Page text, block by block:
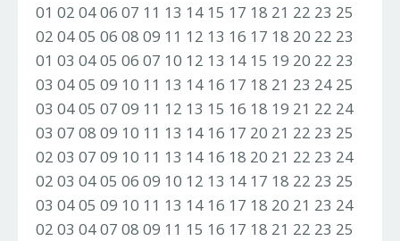
01 02 04 06 07 11 13 14 15 17 18 21 22 23 25
02 04 05 06 08 09 11 12 13 16 17 18 20 22 23
01 03 04 05 06 07 10 12 13 14 15 19 20 22 23
03 04 05 09 10 11 13 14 16 17 18 21 23 24 25
03 04 05 07 09 11 12 13 15 16 18 19 21 22 24
03 07 08 09 10 11 13 14 16 17 20 21 22 23 25
02 03 07 09 10 11 13 14 16 18 20 21 22 23 24
02 03 04 05 06 09 10 12 13 14 17 18 22 23 25
03 04 05 09 10 11 13 14 16 17 18 20 21 23 24
02 03 04 07 08 09 11 15 16 17 18 21 22 23 25